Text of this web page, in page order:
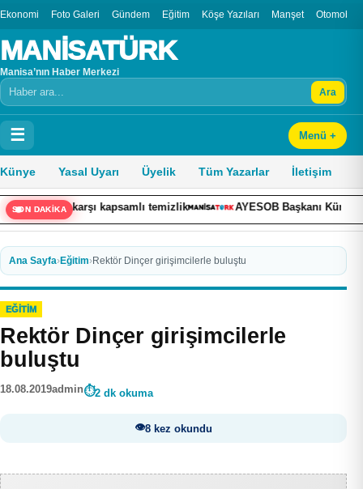
Ekonomi Foto Galeri Gündem Eğitim Köşe Yazıları Manşet Otomobil
MANİSATÜRK
Manisa’nın Haber Merkezi
Arama Ara
☰ Menü +
Künye Yasal Uyarı Üyelik Tüm Yazarlar İletişim
SON DAKİKA
kapsamlı temizlik AYESOB Başkanı Künkcü, dört ilde
Ana Sayfa›Eğitim›Rektör Dinçer girişimcilerle buluştu
EĞITIM
Rektör Dinçer girişimcilerle
buluştu
18.08.2019admin 2 dk okuma
8 kez okundu